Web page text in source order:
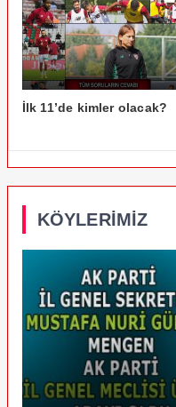
İlk 11’de kimler olacak?
KÖYLERİMİZ